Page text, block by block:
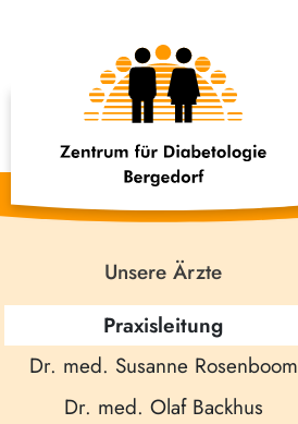
Unsere Ärzte
Praxisleitung
Dr. med. Susanne Rosenboom
Dr. med. Olaf Backhus